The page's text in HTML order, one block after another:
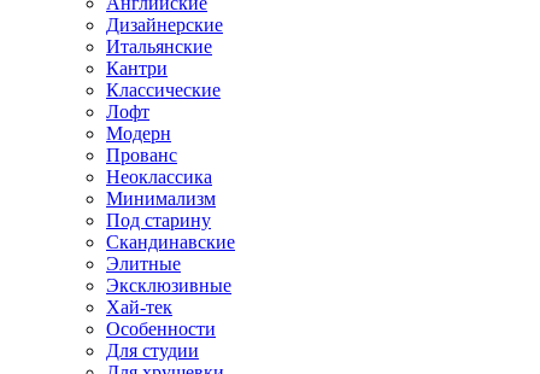
Дизайнерские
Итальянские
Кантри
Классические
Лофт
Модерн
Прованс
Неоклассика
Минимализм
Под старину
Скандинавские
Элитные
Эксклюзивные
Хай-тек
Особенности
Для студии